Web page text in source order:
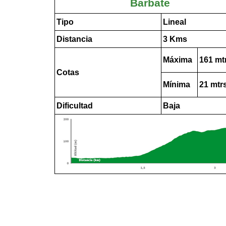
Barbate
Tipo
Lineal
Distancia
3 Kms
Cotas
Máxima 161
Mínima 21
Dificultad Baja